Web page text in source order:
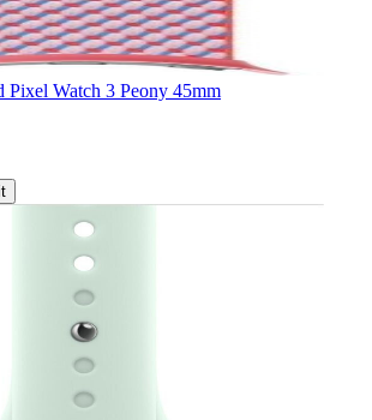
Pixel Watch 3 Peony 45mm